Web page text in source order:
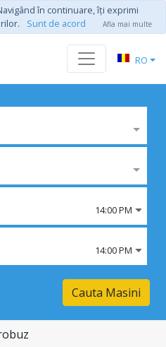
în continuare, îţi exprimi
Sunt de acord Afla mai multe
RO
14:00 PM
14:00 PM
Cauta Masini